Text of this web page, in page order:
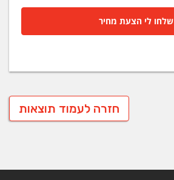
שלחו לי הצעת מחיר
חזרה לעמוד תוצאות